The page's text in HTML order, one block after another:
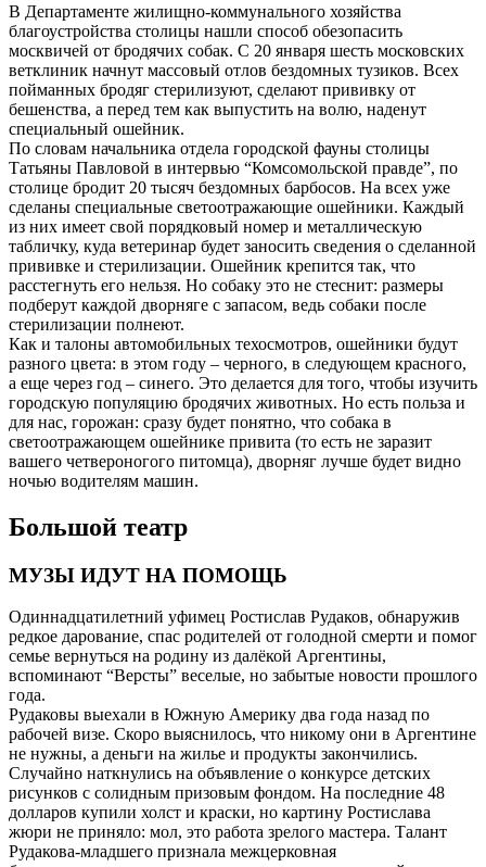
В Департаменте жилищно-коммунального хозяйства
благоустройства столицы нашли способ обезопасить
москвичей от бродячих собак. C 20 января шесть московских
ветклиник начнут массовый отлов бездомных тузиков. Всех
пойманных бродяг стерилизуют, сделают прививку от
бешенства, а перед тем как выпустить на волю, наденут
специальный ошейник.
По словам начальника отдела городской фауны столицы
Татьяны Павловой в интервью “Комсомольской правде”, по
столице бродит 20 тысяч бездомных барбосов. На всех уже
сделаны специальные светоотражающие ошейники. Каждый
из них имеет свой порядковый номер и металлическую
табличку, куда ветеринар будет заносить сведения о сделанной
прививке и стерилизации. Ошейник крепится так, что
расстегнуть его нельзя. Но собаку это не стеснит: размеры
подберут каждой дворняге с запасом, ведь собаки после
стерилизации полнеют.
Как и талоны автомобильных техосмотров, ошейники будут
разного цвета: в этом году – черного, в следующем красного,
а еще через год – синего. Это делается для того, чтобы изучить
городскую популяцию бродячих животных. Но есть польза и
для нас, горожан: сразу будет понятно, что собака в
светоотражающем ошейнике привита (то есть не заразит
вашего четвероногого питомца), дворняг лучше будет видно
ночью водителям машин.
Большой театр
МУЗЫ ИДУТ НА ПОМОЩЬ
Одиннадцатилетний уфимец Ростислав Рудаков, обнаружив
редкое дарование, спас родителей от голодной смерти и помог
семье вернуться на родину из далёкой Аргентины,
вспоминают “Версты” веселые, но забытые новости прошлого
года.
Рудаковы выехали в Южную Америку два года назад по
рабочей визе. Скоро выяснилось, что никому они в Аргентине
не нужны, а деньги на жилье и продукты закончились.
Случайно наткнулись на объявление о конкурсе детских
рисунков с солидным призовым фондом. На последние 48
долларов купили холст и краски, но картину Ростислава
жюри не приняло: мол, это работа зрелого мастера. Талант
Рудакова-младшего признала межцерковная